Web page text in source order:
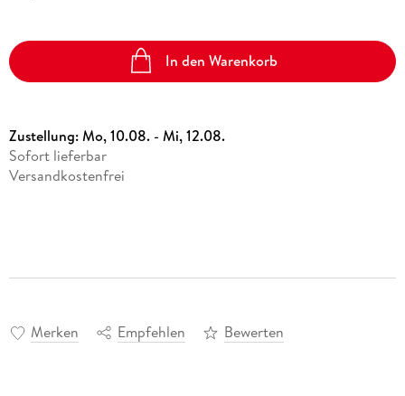
In den Warenkorb
Zustellung:Mo, 10.08. - Mi, 12.08.
Sofort lieferbar
Versandkostenfrei
Merken Empfehlen Bewerten